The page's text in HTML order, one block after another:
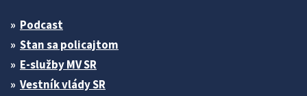
Podcast
Stan sa policajtom
E-služby MV SR
Vestník vlády SR